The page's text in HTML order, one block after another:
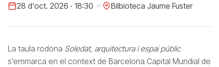
28 d'oct. 2026 · 18:30 Bilbioteca Jaume Fuster
La taula rodona Soledat, arquitectura i espai públic
s’emmarca en el context de Barcelona Capital Mundial de